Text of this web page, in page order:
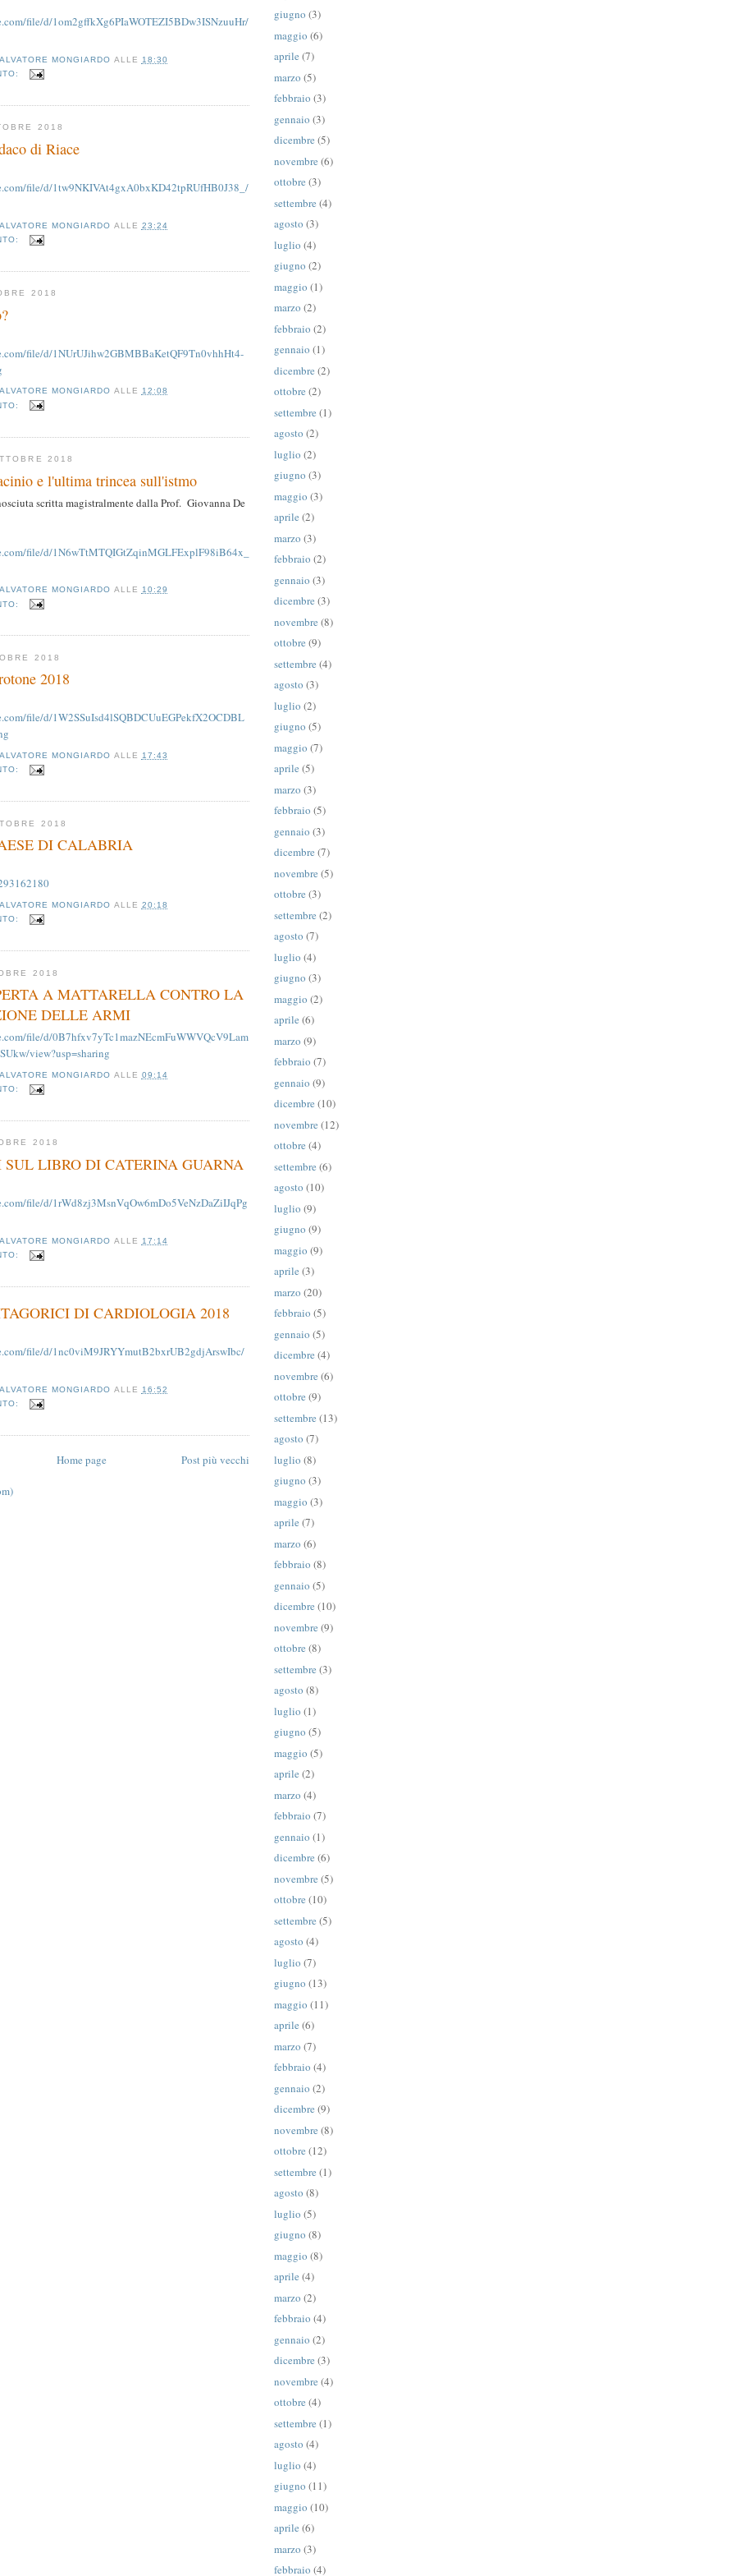
file/d/1om2gffkXg6PIaWOTEZI5BDw3ISNzuuHr/
MONGIARDO ALLE
18:30
2018
di Riace
file/d/1tw9NKIVAt4gxA0bxKD42tpRUfHB0J38_/
MONGIARDO ALLE 23:24
2018
file/d/1NUrUJihw2GBMBBaKetQF9Tn0vhhHt4-
MONGIARDO ALLE 12:08
2018
e l'ultima trincea sull'istmo
scritta magistralmente dalla Prof. Giovanna De
file/d/1N6wTtMTQIGtZqinMGLFExplF98iB64x_
MONGIARDO ALLE 10:29
2018
2018
file/d/1W2SSuIsd4lSQBDCUuEGPekfX2OCDBL
MONGIARDO ALLE
17:43
2018
DI CALABRIA
MONGIARDO ALLE 20:18
2018
A MATTARELLA CONTRO LA
DELLE ARMI
file/d/0B7hfxv7yTc1mazNEcmFuWWVQcV9Lam
view?usp=sharing
MONGIARDO ALLE 09:14
2018
SUL LIBRO DI CATERINA GUARNA
file/d/1rWd8zj3MsnVqOw6mDo5VeNzDaZiIJqPg
MONGIARDO ALLE
17:14
DI CARDIOLOGIA 2018
file/d/1nc0viM9JRYYmutB2bxrUB2gdjArswIbc/
MONGIARDO ALLE
16:52
Post più vecchi
Home page
giugno (3)
maggio (6)
aprile (7)
marzo (5)
febbraio (3)
gennaio (3)
dicembre (5)
novembre (6)
ottobre (3)
settembre (4)
agosto (3)
luglio (4)
giugno (2)
maggio (1)
marzo (2)
febbraio (2)
gennaio (1)
dicembre (2)
ottobre (2)
settembre (1)
agosto (2)
luglio (2)
giugno (3)
maggio (3)
aprile (2)
marzo (3)
febbraio (2)
gennaio (3)
dicembre (3)
novembre (8)
ottobre (9)
settembre (4)
agosto (3)
luglio (2)
giugno (5)
maggio (7)
aprile (5)
marzo (3)
febbraio (5)
gennaio (3)
dicembre (7)
novembre (5)
ottobre (3)
settembre (2)
agosto (7)
luglio (4)
giugno (3)
maggio (2)
aprile (6)
marzo (9)
febbraio (7)
gennaio (9)
dicembre (10)
novembre (12)
ottobre (4)
settembre (6)
agosto (10)
luglio (9)
giugno (9)
maggio (9)
aprile (3)
marzo (20)
febbraio (5)
gennaio (5)
dicembre (4)
novembre (6)
ottobre (9)
settembre (13)
agosto (7)
luglio (8)
giugno (3)
maggio (3)
aprile (7)
marzo (6)
febbraio (8)
gennaio (5)
dicembre (10)
novembre (9)
ottobre (8)
settembre (3)
agosto (8)
luglio (1)
giugno (5)
maggio (5)
aprile (2)
marzo (4)
febbraio (7)
gennaio (1)
dicembre (6)
novembre (5)
ottobre (10)
settembre (5)
agosto (4)
luglio (7)
giugno (13)
maggio (11)
aprile (6)
marzo (7)
febbraio (4)
gennaio (2)
dicembre (9)
novembre (8)
ottobre (12)
settembre (1)
agosto (8)
luglio (5)
giugno (8)
maggio (8)
aprile (4)
marzo (2)
febbraio (4)
gennaio (2)
dicembre (3)
novembre (4)
ottobre (4)
settembre (1)
agosto (4)
luglio (4)
giugno (11)
maggio (10)
aprile (6)
marzo (3)
febbraio (4)